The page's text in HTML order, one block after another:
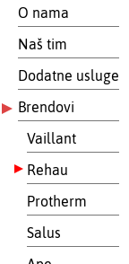
O nama
Naš tim
Dodatne usluge
Brendovi
Vaillant
Rehau
Protherm
Salus